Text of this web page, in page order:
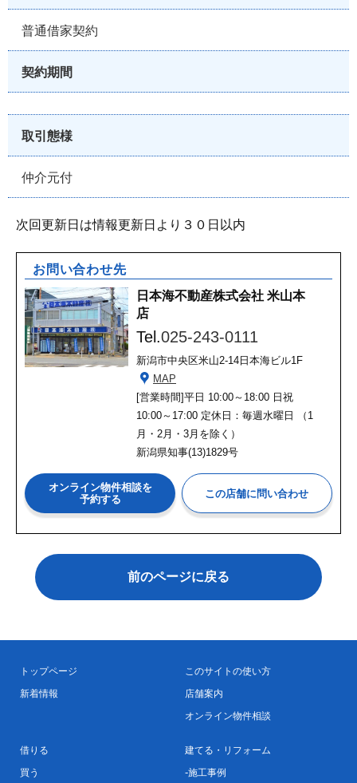
普通借家契約
契約期間
取引態様
仲介元付
次回更新日は情報更新日より３０日以内
お問い合わせ先
日本海不動産株式会社 米山本
店
Tel.025-243-0111
新潟市中央区米山2-14日本海ビル1F
MAP
[営業時間]平日 10:00～18:00 日祝
10:00～17:00 定休日：毎週水曜日 （1
月・2月・3月を除く）
新潟県知事(13)1829号
オンライン物件相談を
予約する
前のページに戻る
トップページ
新着情報
このサイトの使い方
店舗案内
オンライン物件相談
借りる
買う
建てる・リフォーム
施工事例